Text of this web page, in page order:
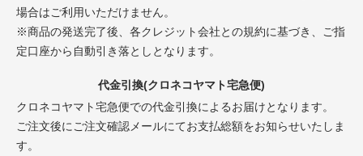
場合はご利用いただけません。
※商品の発送完了後、各クレジット会社との規約に基づき、ご指
定口座から自動引き落としとなります。
代金引換(クロネコヤマト宅急便)
クロネコヤマト宅急便での代金引換によるお届けとなります。
ご注文後にご注文確認メールにてお支払総額をお知らせいたしま
す。